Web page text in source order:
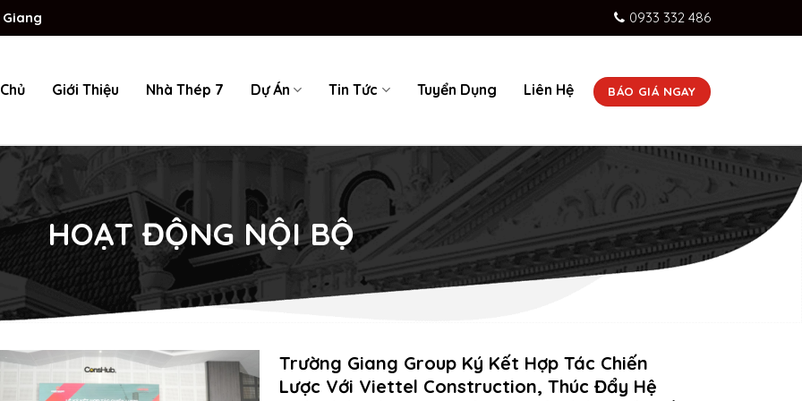
0933 332 486
Giới Thiệu Nhà Thép 7 Dự Án Tin Tức Tuyển Dụng Liên Hệ BÁO GIÁ NGAY
HOẠT ĐỘNG NỘI BỘ
Trường Giang Group Ký Kết Hợp Tác Chiến
Lược Với Viettel Construction, Thúc Đẩy Hệ